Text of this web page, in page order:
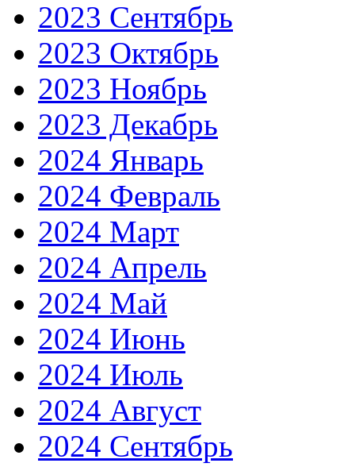
2023 Сентябрь
2023 Октябрь
2023 Ноябрь
2023 Декабрь
2024 Январь
2024 Февраль
2024 Март
2024 Апрель
2024 Май
2024 Июнь
2024 Июль
2024 Август
2024 Сентябрь